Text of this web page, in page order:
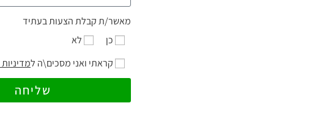
מאשר/ת קבלת הצעות בעתיד
כן
לא
קראתי ואני מסכים\ה ל
שליחה